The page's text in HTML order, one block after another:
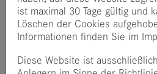
ist maximal 30 Tage gültig und
Löschen der Cookies
Informationen finden Sie im
Diese Website ist
Wachstum fort und betreut ein
institutionelles Overlay-